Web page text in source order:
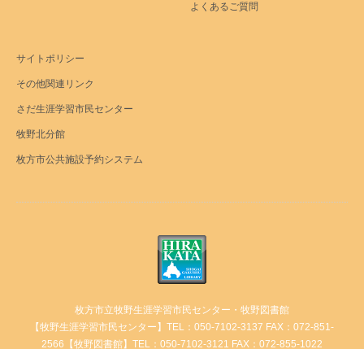
よくあるご質問
サイトポリシー
その他関連リンク
さだ生涯学習市民センター
牧野北分館
枚方市公共施設予約システム
枚方市立牧野生涯学習市民センター・牧野図書館
【牧野生涯学習市民センター】TEL：050-7102-3137 FAX：072-851-
2566【牧野図書館】TEL：050-7102-3121 FAX：072-855-1022